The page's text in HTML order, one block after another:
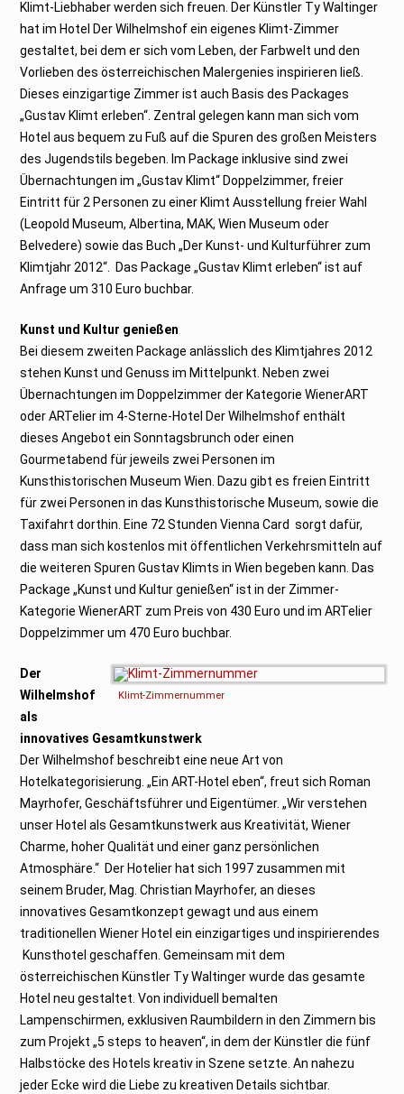
Klimt-Liebhaber werden sich freuen. Der Künstler Ty Waltinger
hat im Hotel Der Wilhelmshof ein eigenes Klimt-Zimmer
gestaltet, bei dem er sich vom Leben, der Farbwelt und den
Vorlieben des österreichischen Malergenies inspirieren ließ.
Dieses einzigartige Zimmer ist auch Basis des Packages
„Gustav Klimt erleben“. Zentral gelegen kann man sich vom
Hotel aus bequem zu Fuß auf die Spuren des großen Meisters
des Jugendstils begeben. Im Package inklusive sind zwei
Übernachtungen im „Gustav Klimt“ Doppelzimmer, freier
Eintritt für 2 Personen zu einer Klimt Ausstellung freier Wahl
(Leopold Museum, Albertina, MAK, Wien Museum oder
Belvedere) sowie das Buch „Der Kunst- und Kulturführer zum
Klimtjahr 2012“. Das Package „Gustav Klimt erleben“ ist auf
Anfrage um 310 Euro buchbar.
Kunst und Kultur genießen
Bei diesem zweiten Package anlässlich des Klimtjahres 2012
stehen Kunst und Genuss im Mittelpunkt. Neben zwei
Übernachtungen im Doppelzimmer der Kategorie WienerART
oder ARTelier im 4-Sterne-Hotel Der Wilhelmshof enthält
dieses Angebot ein Sonntagsbrunch oder einen
Gourmetabend für jeweils zwei Personen im
Kunsthistorischen Museum Wien. Dazu gibt es freien Eintritt
für zwei Personen in das Kunsthistorische Museum, sowie die
Taxifahrt dorthin. Eine 72 Stunden Vienna Card sorgt dafür,
dass man sich kostenlos mit öffentlichen Verkehrsmitteln auf
die weiteren Spuren Gustav Klimts in Wien begeben kann. Das
Package „Kunst und Kultur genießen“ ist in der Zimmer-
Kategorie WienerART zum Preis von 430 Euro und im ARTelier
Doppelzimmer um 470 Euro buchbar.
Klimt-Zimmernummer
Der
Wilhelmshof
als
innovatives Gesamtkunstwerk
Der Wilhelmshof beschreibt eine neue Art von
Hotelkategorisierung. „Ein ART-Hotel eben“, freut sich Roman
Mayrhofer, Geschäftsführer und Eigentümer. „Wir verstehen
unser Hotel als Gesamtkunstwerk aus Kreativität, Wiener
Charme, hoher Qualität und einer ganz persönlichen
Atmosphäre.“ Der Hotelier hat sich 1997 zusammen mit
seinem Bruder, Mag. Christian Mayrhofer, an dieses
innovatives Gesamtkonzept gewagt und aus einem
traditionellen Wiener Hotel ein einzigartiges und inspirierendes
Kunsthotel geschaffen. Gemeinsam mit dem
österreichischen Künstler Ty Waltinger wurde das gesamte
Hotel neu gestaltet. Von individuell bemalten
Lampenschirmen, exklusiven Raumbildern in den Zimmern bis
zum Projekt „5 steps to heaven“, in dem der Künstler die fünf
Halbstöcke des Hotels kreativ in Szene setzte. An nahezu
jeder Ecke wird die Liebe zu kreativen Details sichtbar.